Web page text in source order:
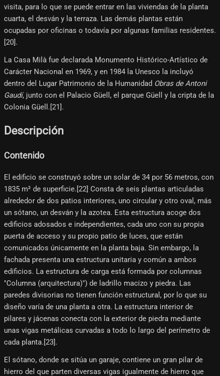
visita, para lo que se puede entrar en las viviendas de la planta
cuarta, el desván y la terraza. Las demás plantas están
ocupadas por oficinas o todavía por algunas familias residentes.
[20]​.
La Casa Milà fue declarada Monumento Histórico-Artístico de
Carácter Nacional en 1969, y en 1984 la Unesco la incluyó
dentro del Lugar Patrimonio de la Humanidad Obras de Antoni
Gaudí, junto con el Palacio Güell, el parque Güell y la cripta de la
Colonia Güell.[21]​.
Descripción
Contenido
El edificio se construyó sobre un solar de 34 por 56 metros, con
1835 m² de superficie.[22]​ Consta de seis plantas articuladas
alrededor de dos patios interiores, uno circular y otro oval, más
un sótano, un desván y la azotea. Esta estructura acoge dos
edificios adosados e independientes, cada uno con su propia
puerta de acceso y su propio patio de luces, que están
comunicados únicamente en la planta baja. Sin embargo, la
fachada presenta una estructura unitaria y común a ambos
edificios. La estructura de carga está formada por columnas
"Columna (arquitectura)") de ladrillo macizo y piedra. Las
paredes divisorias no tienen función estructural, por lo que su
diseño varía de una planta a otra. La estructura interior de
pilares y jácenas conecta con la exterior de piedra mediante
unas vigas metálicas curvadas a todo lo largo del perímetro de
cada planta.[23]​.
El sótano, donde se sitúa un garaje, contiene un gran pilar de
hierro del que parten diversas vigas igualmente de hierro que